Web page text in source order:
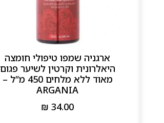
ארגניה שמפו טיפולי חומצה
היאלרונית וקרטין לשיער פגום
מאוד ללא מלחים 450 מ”ל –
ARGANIA
₪ 34.00